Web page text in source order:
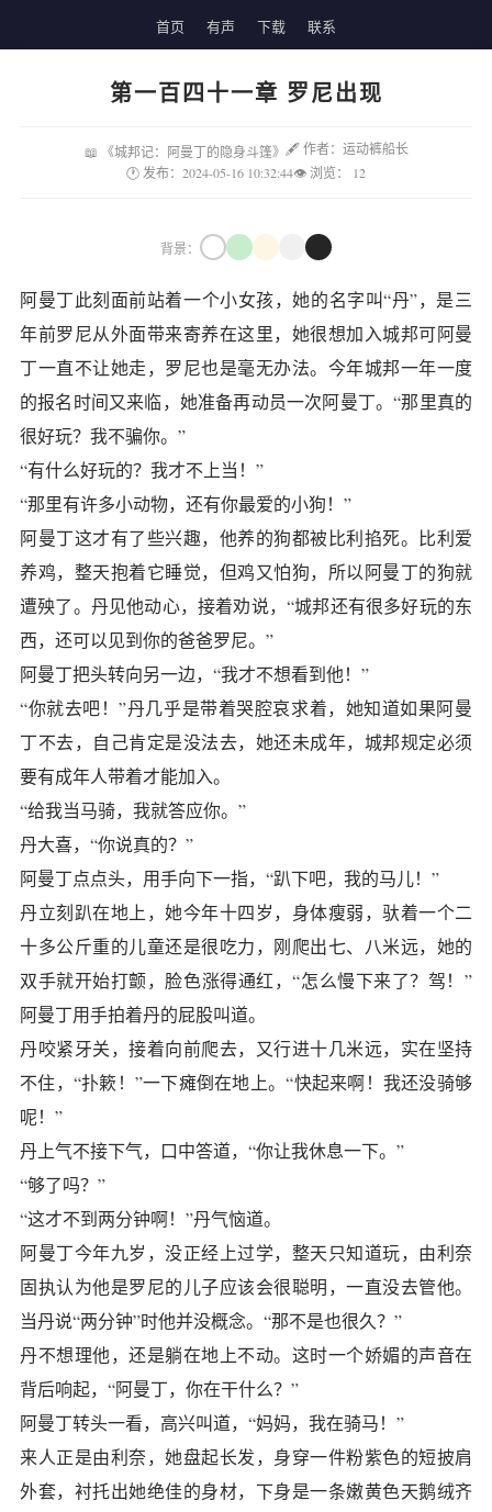
首页 有声 下载 联系
第一百四十一章 罗尼出现
📖 《城邦记：阿曼丁的隐身斗篷》 🖋 作者：运动裤船长
🕐 发布：2024-05-16 10:32:44👁 浏览： 12
背景：
阿曼丁此刻面前站着一个小女孩，她的名字叫“丹”，是三
年前罗尼从外面带来寄养在这里，她很想加入城邦可阿曼
丁一直不让她走，罗尼也是毫无办法。今年城邦一年一度
的报名时间又来临，她准备再动员一次阿曼丁。“那里真的
很好玩？我不骗你。”
“有什么好玩的？我才不上当！”
“那里有许多小动物，还有你最爱的小狗！”
阿曼丁这才有了些兴趣，他养的狗都被比利掐死。比利爱
养鸡，整天抱着它睡觉，但鸡又怕狗，所以阿曼丁的狗就
遭殃了。丹见他动心，接着劝说，“城邦还有很多好玩的东
西，还可以见到你的爸爸罗尼。”
阿曼丁把头转向另一边，“我才不想看到他！”
“你就去吧！”丹几乎是带着哭腔哀求着，她知道如果阿曼
丁不去，自己肯定是没法去，她还未成年，城邦规定必须
要有成年人带着才能加入。
“给我当马骑，我就答应你。”
丹大喜，“你说真的？”
阿曼丁点点头，用手向下一指，“趴下吧，我的马儿！”
丹立刻趴在地上，她今年十四岁，身体瘦弱，驮着一个二
十多公斤重的儿童还是很吃力，刚爬出七、八米远，她的
双手就开始打颤，脸色涨得通红，“怎么慢下来了？驾！”
阿曼丁用手拍着丹的屁股叫道。
丹咬紧牙关，接着向前爬去，又行进十几米远，实在坚持
不住，“扑簌！”一下瘫倒在地上。“快起来啊！我还没骑够
呢！”
丹上气不接下气，口中答道，“你让我休息一下。”
“够了吗？”
“这才不到两分钟啊！”丹气恼道。
阿曼丁今年九岁，没正经上过学，整天只知道玩，由利奈
固执认为他是罗尼的儿子应该会很聪明，一直没去管他。
当丹说“两分钟”时他并没概念。“那不是也很久？”
丹不想理他，还是躺在地上不动。这时一个娇媚的声音在
背后响起，“阿曼丁，你在干什么？”
阿曼丁转头一看，高兴叫道，“妈妈，我在骑马！”
来人正是由利奈，她盘起长发，身穿一件粉紫色的短披肩
外套，衬托出她绝佳的身材，下身是一条嫩黄色天鹅绒齐